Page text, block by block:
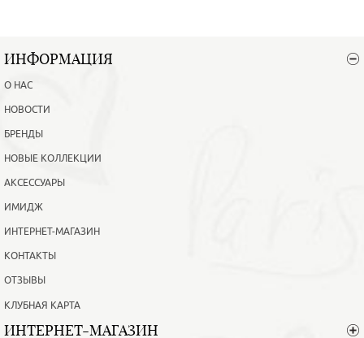
ИНФОРМАЦИЯ
О НАС
НОВОСТИ
БРЕНДЫ
НОВЫЕ КОЛЛЕКЦИИ
АКСЕССУАРЫ
ИМИДЖ
ИНТЕРНЕТ-МАГАЗИН
КОНТАКТЫ
ОТЗЫВЫ
КЛУБНАЯ КАРТА
ИНТЕРНЕТ-МАГАЗИН